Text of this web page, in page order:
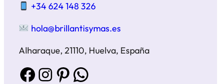
+34 624 148 326
hola@brillantisymas.es
Alharaque, 21110, Huelva, España
Facebook Instagram Pinterest WhatsApp